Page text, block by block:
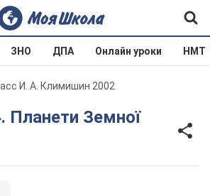
ЗНО ДПА Онлайн уроки НМТ
И. А. Климишин 2002